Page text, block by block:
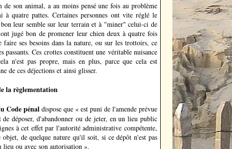
son animal, a au moins pensé une fois au problème
à quatre pattes. Certaines personnes ont vite réglé le
leur semble sur leur terrain et à "miner" celui-ci de
jugé bon de promener leur chien deux à quatre fois
ses besoins dans la nature, ou sur les trottoirs, ce
Ces crottes constituent une véritable nuisance
n'est pas propre, mais en plus, parce que cela est
de ces déjections et ainsi glisser.
la règlementation
Code pénal dispose que « est puni de l'amende prévue
déposer, d'abandonner ou de jeter, en un lieu public
à cet effet par l'autorité administrative compétente,
de quelque nature qu'il soit, si ce dépôt n'est pas
lieu ou avec son autorisation ».